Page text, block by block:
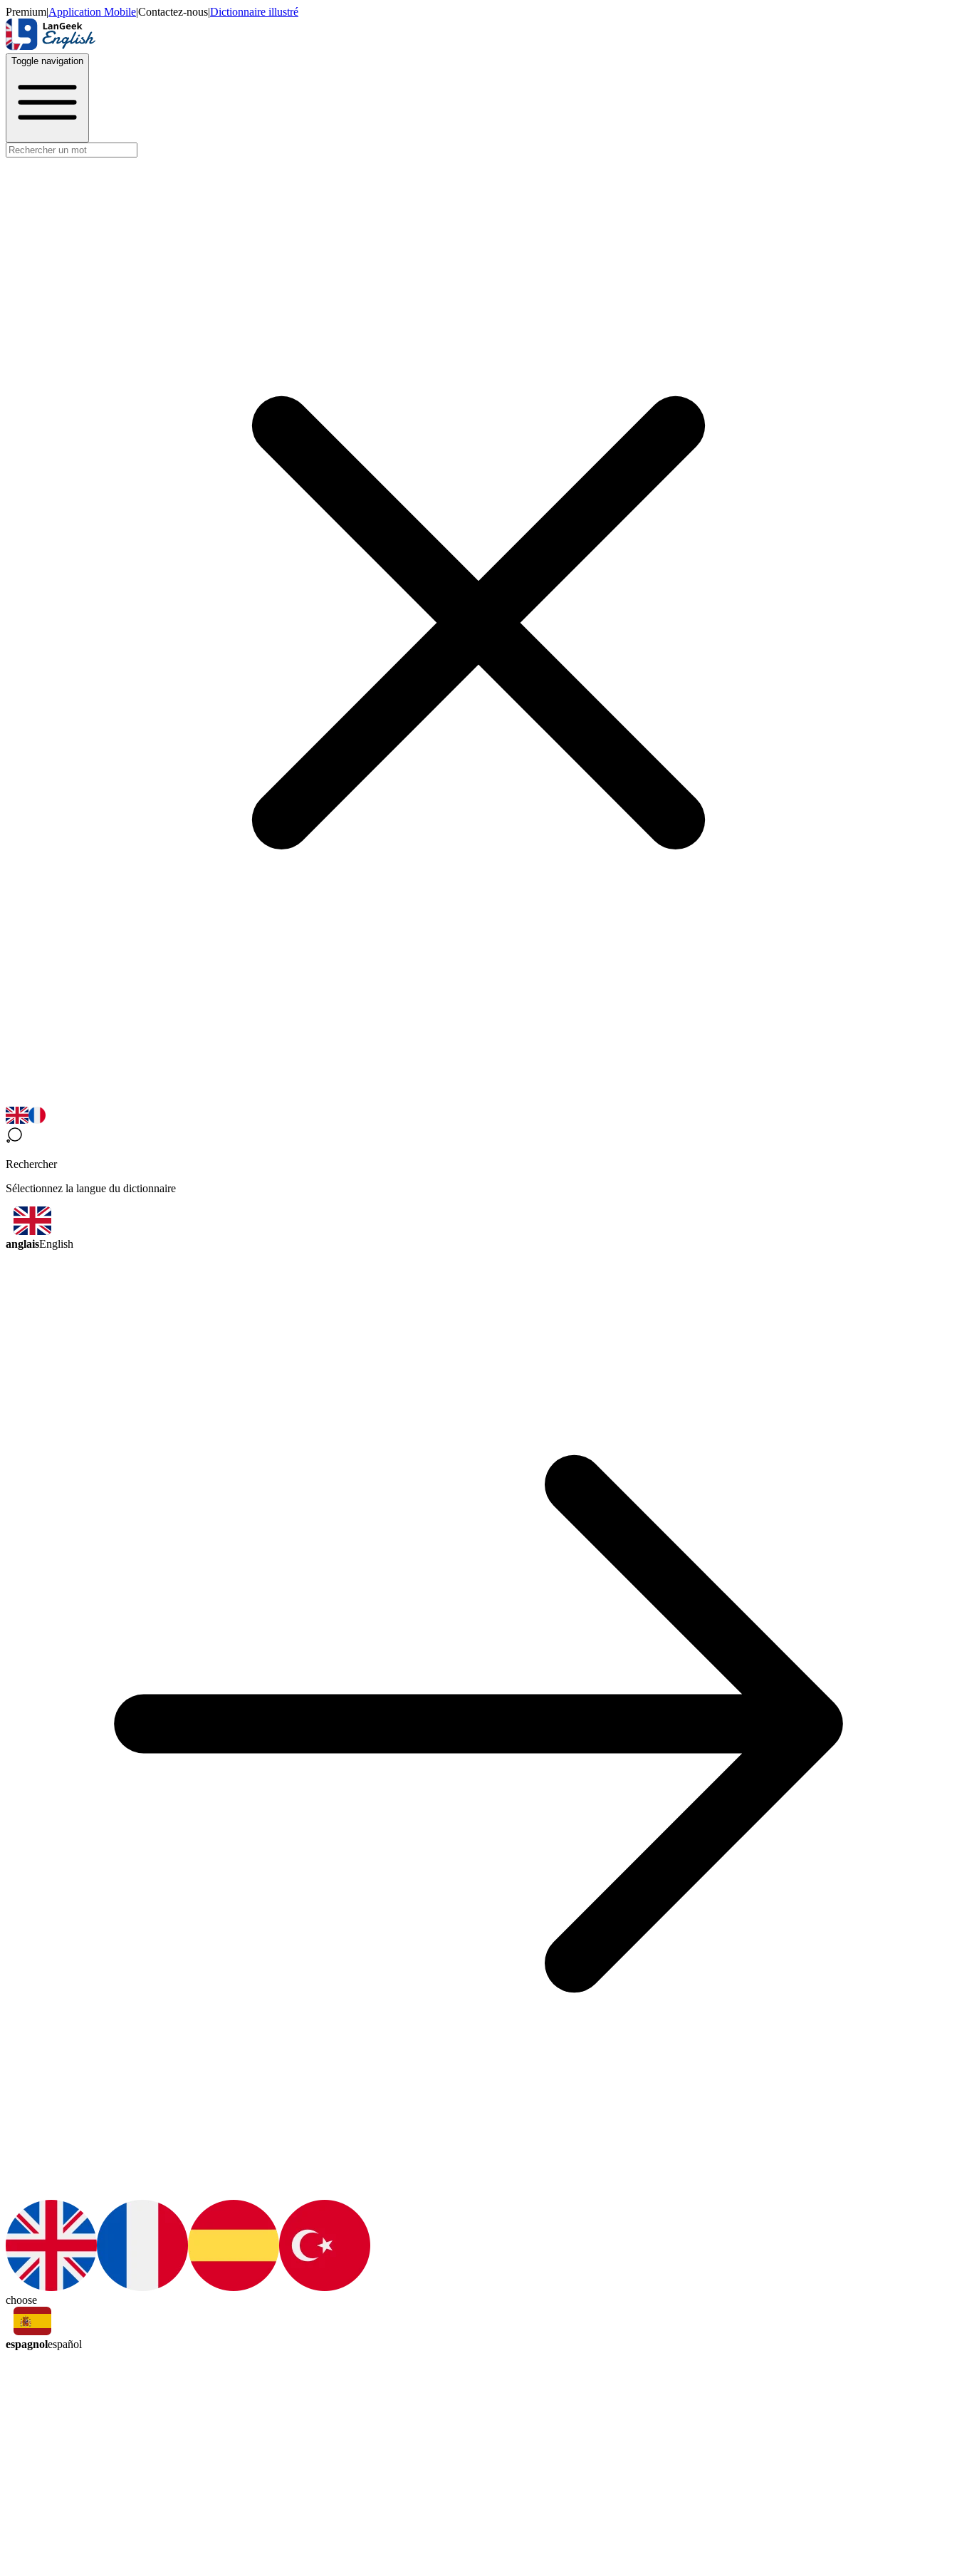
Premium|Application Mobile|Contactez-nous|Dictionnaire illustré
Toggle navigation
Rechercher
Sélectionnez la langue du dictionnaire
anglaisEnglish
choose
espagnolespañol